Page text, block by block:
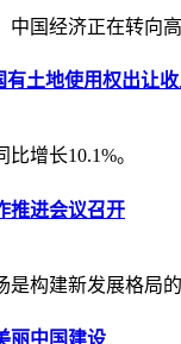
中国经济正在转向
有土地使用权出让
增长10.1%。
推进会议召开
是构建新发展格局
丽中国建设